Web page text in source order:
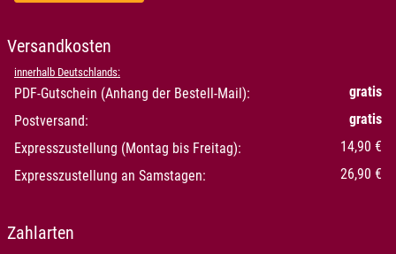
Versandkosten
innerhalb Deutschlands:
PDF-Gutschein (Anhang der Bestell-Mail):
gratis
Postversand:
gratis
Expresszustellung (Montag bis Freitag):
14,90 €
Expresszustellung an Samstagen:
26,90 €
Zahlarten